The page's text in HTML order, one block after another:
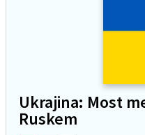
Ukrajina: Most
Ruskem